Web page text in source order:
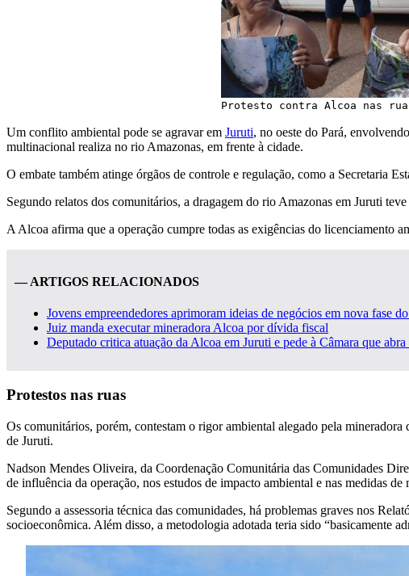
Protesto contra Alcoa nas
Um conflito ambiental pode se agravar em Juruti, no oeste do Pará,
multinacional realiza no rio Amazonas, em frente à cidade.
O embate também atinge órgãos de controle e regulação, como a Secretaria
Segundo relatos dos comunitários, a dragagem do rio Amazonas em Juruti
A Alcoa afirma que a operação cumpre todas as exigências do licenciamento
— ARTIGOS RELACIONADOS
Jovens empreendedores aprimoram ideias de negócios em nova fase
Juiz manda executar mineradora Alcoa por dívida fiscal
Deputado critica atuação da Alcoa em Juruti e pede à Câmara que
Protestos nas ruas
Os comunitários, porém, contestam o rigor ambiental alegado pela mineradora
de Juruti.
Nadson Mendes Oliveira, da Coordenação Comunitária das Comunidades
de influência da operação, nos estudos de impacto ambiental e nas medidas de
Segundo a assessoria técnica das comunidades, há problemas graves nos
socioeconômica. Além disso, a metodologia adotada teria sido “basicamente